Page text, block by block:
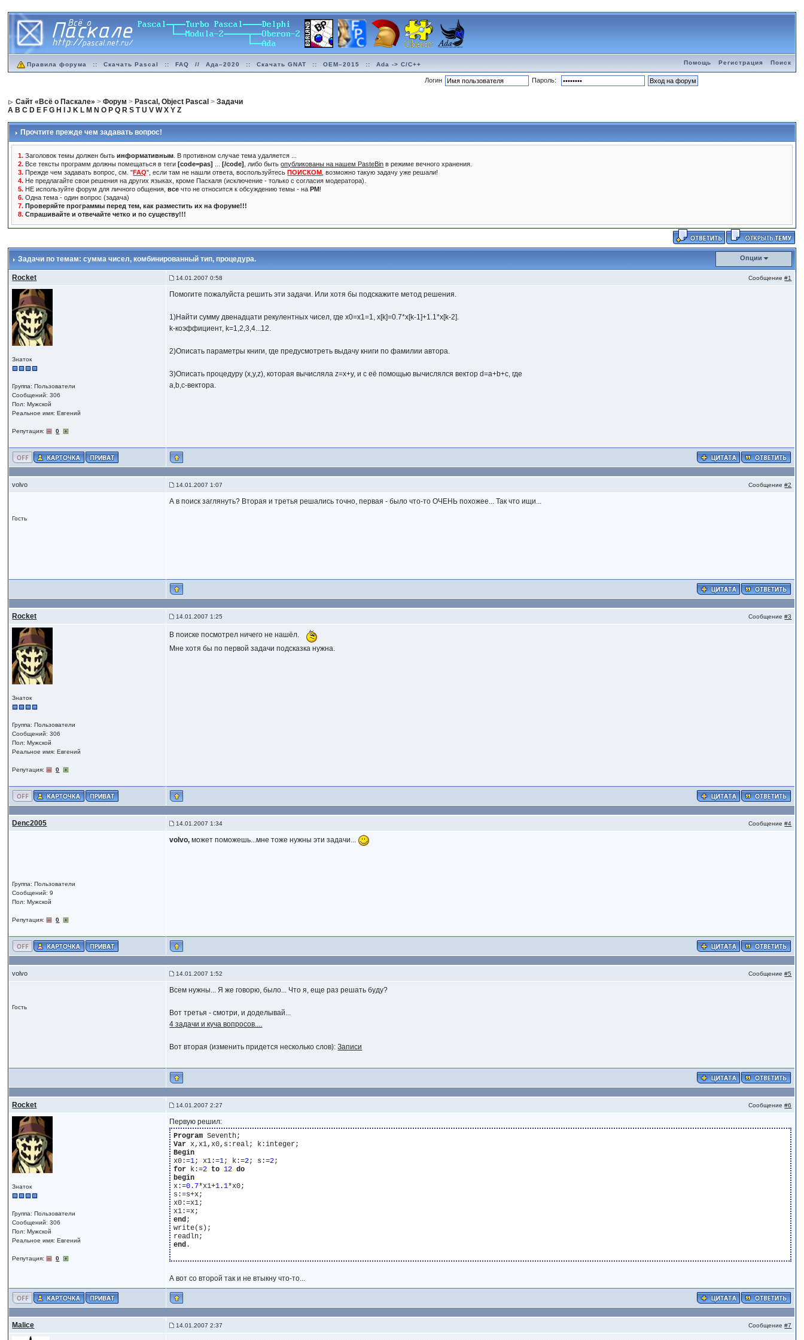
Правила форума :: Скачать Pascal :: FAQ // Ада–2020 :: Скачать GNAT :: OEM–2015 :: Ada -> C/C++ Помощь Регистрация Поиск
Логин Пароль:
Сайт «Всё о Паскале» >Форум > Pascal, Object Pascal >Задачи
A B C D E F G H J K L M N O P Q R S T U V W X Y Z
Прочтите прежде чем задавать вопрос!
1. Заголовок темы должен бытьинформативным . В противном случае тема удаляется ...
2. Все тексты программ должны помещаться в теги[code=pas] ...[/code] , либо бытьопубликованы на нашем PasteBin в режиме вечного хранения.
3. Прежде чем задавать вопрос, см. "FAQ", если там не нашли ответа, воспользуйтесьПОИСКОМ , возможно такую задачу уже решали!
4. Не предлагайте свои решения на других языках, кроме Паскаля (исключение - только с согласия модератора).
5. НЕ используйте форум для личного общения,все что не относится к обсуждению темы - наPM!
6. Одна тема - один вопрос (задача)
7. Проверяйте программы перед тем, как разместить их на форуме!!!
8. Спрашивайте и отвечайте четко и по существу!!!
Задачи по темам: сумма чисел, комбинированный тип, процедура. Опции
Rocket 14.01.2007 0:58 Сообщение#1
Знаток
Группа: Пользователи
Сообщений: 306
Пол: Мужской
Реальное имя: Евгений
Репутация: 0
Помогите пожалуйста решить эти задачи. Или хотя бы подскажите метод решения.
1)Найти сумму двенадцати рекулентных чисел, где x0=x1=1, x[k]=0.7*x[k-1]+1.1*x[k-2].
k-коэффициент, k=1,2,3,4...12.
2)Описать параметры книги, где предусмотреть выдачу книги по фамилии автора.
3)Описать процедуру (x,y,z), которая вычисляла z=x+y, и с её помощью вычислялся вектор d=a+b+c, где
a,b,c-вектора.
volvo 14.01.2007 1:07 Сообщение#2
Гость
А в поиск заглянуть? Вторая и третья решались точно, первая - было что-то ОЧЕНЬ похожее... Так что ищи...
Rocket 14.01.2007 1:25 Сообщение#3
Знаток
Группа: Пользователи
Сообщений: 306
Пол: Мужской
Реальное имя: Евгений
Репутация: 0
В поиске посмотрел ничего не нашёл.
Мне хотя бы по первой задачи подсказка нужна.
Denc2005 14.01.2007 1:34 Сообщение#4
Группа: Пользователи
Сообщений: 9
Пол: Мужской
Репутация: 0
volvo,может поможешь...мне тоже нужны эти задачи...
volvo 14.01.2007 1:52 Сообщение#5
Гость
Всем нужны... Я же говорю, было... Что я, еще раз решать буду?
Вот третья - смотри, и доделывай...
4 задачи и куча вопросов....
Вот вторая (изменить придется несколько слов):Записи
Rocket 14.01.2007 2:27 Сообщение#6
Знаток
Группа: Пользователи
Сообщений: 306
Пол: Мужской
Реальное имя: Евгений
Репутация: 0
Первую решил:
Program
Var
Begin
x0:=1; x1:=1; k:=2; s:=2
for k:=2 to 12 do
begin
x:=0.7*x1+1.1*x0;
s:=s+x;
x0:=x1;
end;
write(s);
end .
А вот со второй так и не втыкну что-то...
Malice 14.01.2007 2:37 Сообщение#7